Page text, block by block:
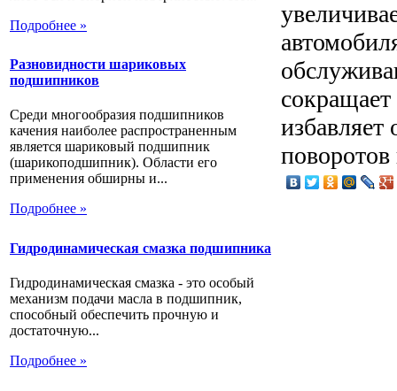
Подробнее »
Разновидности шариковых
подшипников
Среди многообразия подшипников
качения наиболее распространенным
является шариковый подшипник
(шарикоподшипник). Области его
применения обширны и...
Подробнее »
Гидродинамическая смазка подшипника
Гидродинамическая смазка - это особый
механизм подачи масла в подшипник,
способный обеспечить прочную и
достаточную...
Подробнее »
поворотов